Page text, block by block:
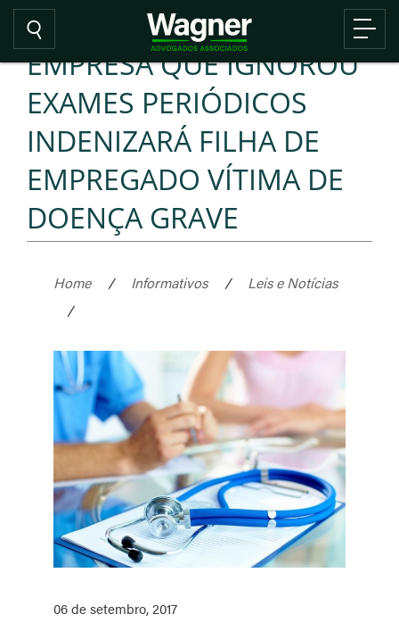
EMPRESA QUE IGNOROU
EXAMES PERIÓDICOS
INDENIZARÁ FILHA DE
EMPREGADO VÍTIMA DE
DOENÇA GRAVE
Home / Informativos /
Leis e Notícias
/
06 de setembro, 2017